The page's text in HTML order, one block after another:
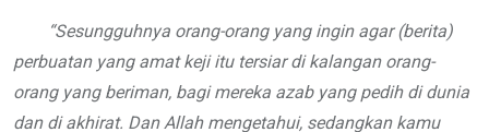
“Sesungguhnya orang-orang yang ingin agar (berita)
perbuatan yang amat keji itu tersiar di kalangan orang-
orang yang beriman, bagi mereka azab yang pedih di dunia
dan di akhirat. Dan Allah mengetahui, sedangkan kamu